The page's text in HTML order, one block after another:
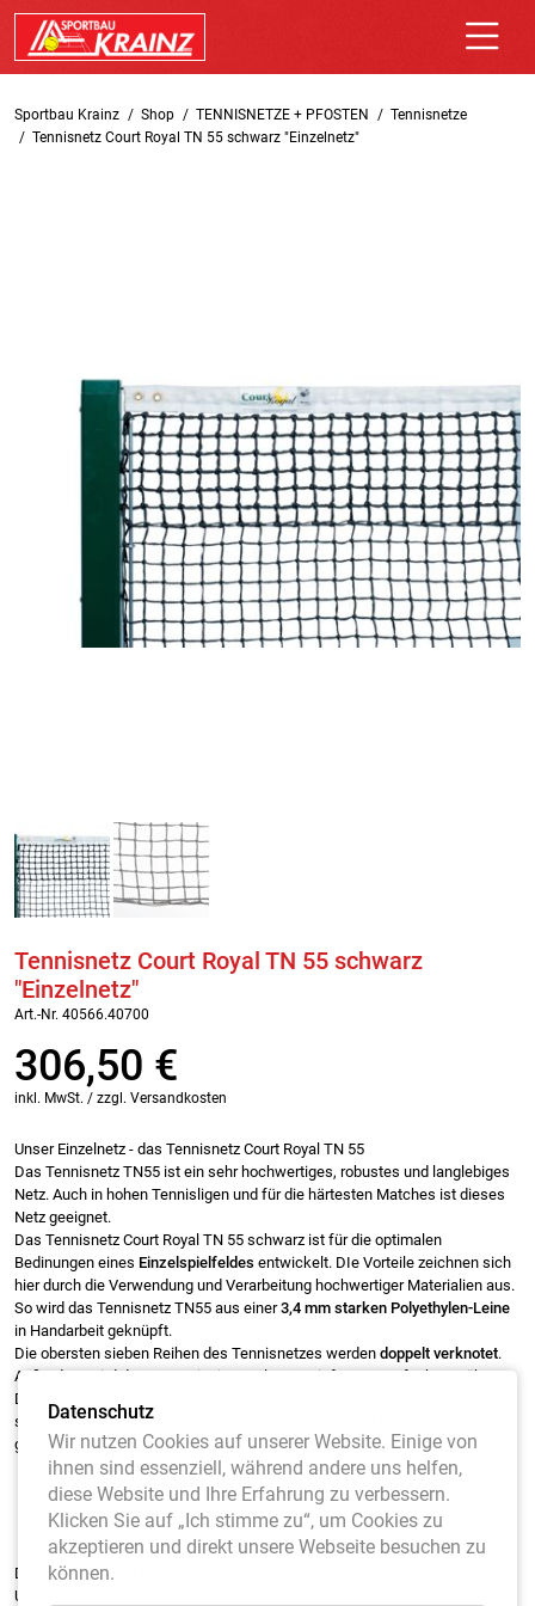
Sportbau Krainz Shop TENNISNETZE + PFOSTEN
Tennisnetze
Tennisnetz Court Royal TN 55 schwarz "Einzelnetz"
Tennisnetz Court Royal TN 55 schwarz
"Einzelnetz"
Art.-Nr. 40566.40700
306,50 €
inkl. MwSt. / zzgl. Versandkosten
Unser Einzelnetz - das Tennisnetz Court Royal TN 55
Das Tennisnetz TN55 ist ein sehr hochwertiges, robustes und langlebiges
Netz. Auch in hohen Tennisligen und für die härtesten Matches ist dieses
Netz geeignet.
Das Tennisnetz Court Royal TN 55 schwarz ist für die optimalen
Bedinungen eines Einzelspielfeldes entwickelt. DIe Vorteile zeichnen sich
hier durch die Verwendung und Verarbeitung hochwertiger Materialien aus.
So wird das Tennisnetz TN55 aus einer3,4 mm starken Polyethylen-Leine
in Handarbeit geknüpft.
Die obersten sieben Reihen des Tennisnetzes werden doppelt verknotet.
Außerdem wird das Netz mit einer Polyestereinfassung 4-fach vernäht.
Damit erreichen wir zusätzliche Haltbarkeit und stärken das Tennisnetz in
seiner Stabilität. Warum wird das Tennisnetz mit einer Polyethylen-Leine
geknüfpt:
Hohe Rissfestigkeit
Resistent gegen Temperaturschwankungen: Hält allen Temperaturen
und Witterungen stand.
Das Gesamtpaket des TN 55 - Erfüllt alle Vorgaben des DTB und ITF
Unser Tennisnetz Court Royal TN55 schwarz erfüllt mit vielen einzelnen
Datenschutz
Wir nutzen Cookies auf unserer Website. Einige von
ihnen sind essenziell, während andere uns helfen,
diese Website und Ihre Erfahrung zu verbessern.
Klicken Sie auf „Ich stimme zu“, um Cookies zu
akzeptieren und direkt unsere Webseite besuchen zu
können.